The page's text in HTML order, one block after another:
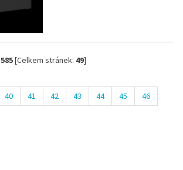
585[Celkem stránek: 49]
40 41 42 43 44 45
46